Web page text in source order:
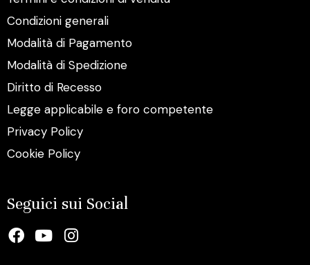
Condizioni generali
Modalità di Pagamento
Modalità di Spedizione
Diritto di Recesso
Legge applicabile e foro competente
Privacy Policy
Cookie Policy
Seguici sui Social